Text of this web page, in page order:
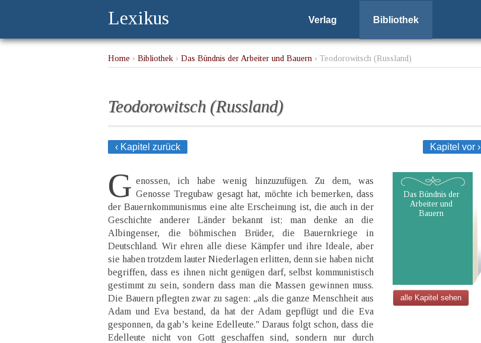
Lexikus Verlag Bibliothek
Home › Bibliothek › Das Bündnis der Arbeiter und Bauern › Teodorowitsch (Russland)
Teodorowitsch (Russland)
‹ Kapitel zurück Kapitel vor ›
G enossen, ich habe wenig hinzuzufügen. Zu dem, was
Genosse Tregubaw gesagt hat, möchte ich bemerken, dass
der Bauernkommunismus eine alte Erscheinung ist, die auch in der
Geschichte anderer Länder bekannt ist; man denke an die
Albingenser, die böhmischen Brüder, die Bauernkriege in
Deutschland. Wir ehren alle diese Kämpfer und ihre Ideale, aber
sie haben trotzdem lauter Niederlagen erlitten, denn sie haben nicht
begriffen, dass es ihnen nicht genügen darf, selbst kommunistisch
gestimmt zu sein, sondern dass man die Massen gewinnen muss.
Die Bauern pflegten zwar zu sagen: „als die ganze Menschheit aus
Adam und Eva bestand, da hat der Adam gepflügt und die Eva
gesponnen, da gab’s keine Edelleute." Daraus folgt schon, dass die
Edelleute nicht von Gott geschaffen sind, sondern nur durch
Das Bündnis der
Arbeiter und
Bauern
alle Kapitel sehen